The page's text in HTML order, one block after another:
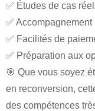
✅ Études de cas
✅
✅ Facilités de
✅ Préparation aux
🎯 Que vous soyez
en reconversion,
des compétences